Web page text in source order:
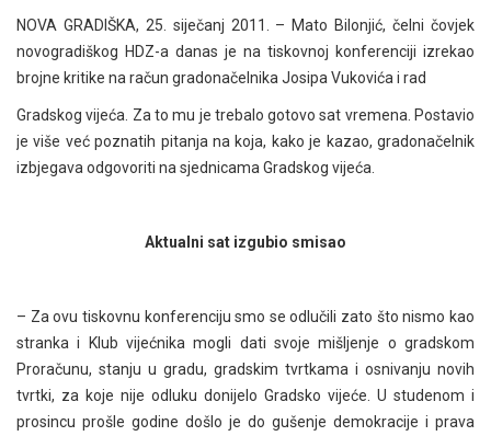
NOVA GRADIŠKA, 25. siječanj 2011. – Mato Bilonjić, čelni čovjek
novogradiškog HDZ-a danas je na tiskovnoj konferenciji izrekao
brojne kritike na račun gradonačelnika Josipa Vukovića i rad
Gradskog vijeća. Za to mu je trebalo gotovo sat vremena. Postavio
je više već poznatih pitanja na koja, kako je kazao, gradonačelnik
izbjegava odgovoriti na sjednicama Gradskog vijeća.
Aktualni sat izgubio smisao
– Za ovu tiskovnu konferenciju smo se odlučili zato što nismo kao
stranka i Klub vijećnika mogli dati svoje mišljenje o gradskom
Proračunu, stanju u gradu, gradskim tvrtkama i osnivanju novih
tvrtki, za koje nije odluku donijelo Gradsko vijeće. U studenom i
prosincu prošle godine došlo je do gušenje demokracije i prava